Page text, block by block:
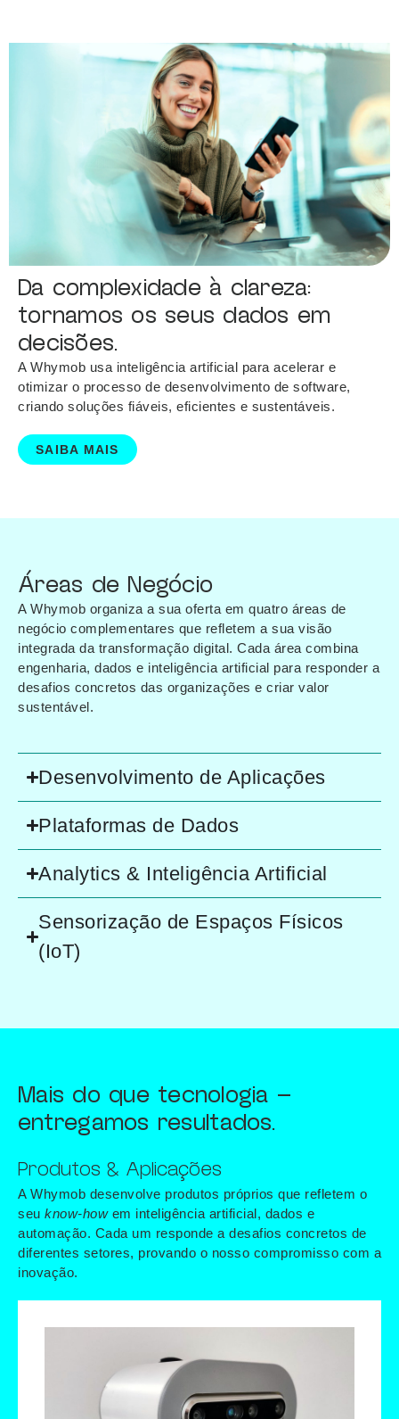
Da complexidade à clareza:
tornamos os seus dados em
decisões.
A Whymob usa inteligência artificial para acelerar e
otimizar o processo de desenvolvimento de software,
criando soluções fiáveis, eficientes e sustentáveis.
SAIBA MAIS
Áreas de Negócio
A Whymob organiza a sua oferta em quatro áreas de
negócio complementares que refletem a sua visão
integrada da transformação digital. Cada área combina
engenharia, dados e inteligência artificial para responder a
desafios concretos das organizações e criar valor
sustentável.
Desenvolvimento de Aplicações
Plataformas de Dados
Analytics & Inteligência Artificial
Sensorização de Espaços Físicos
(IoT)
Mais do que tecnologia —
entregamos resultados.
Produtos & Aplicações
A Whymob desenvolve produtos próprios que refletem o
seu know-howem inteligência artificial, dados e
automação. Cada um responde a desafios concretos de
diferentes setores, provando o nosso compromisso com a
inovação.